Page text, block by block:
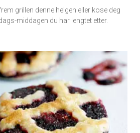
grillen denne helgen eller kose deg
middagen du har lengtet etter.